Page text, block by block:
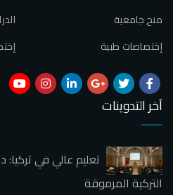
منح جامعية
إختصاصات طبية
آخر التدوينات
تعليم عالي في تركيا:
التركية المرموقة